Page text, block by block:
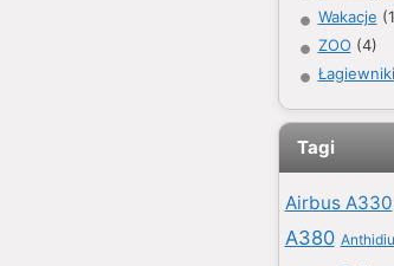
Wakacje
ZOO (4)
Łagiewniki
Tagi
Airbus A330
A380